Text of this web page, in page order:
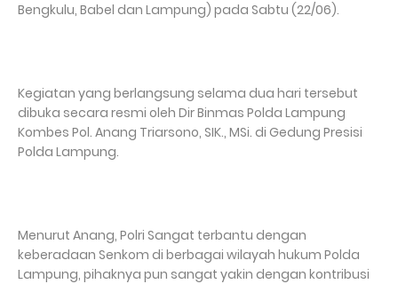
Bengkulu, Babel dan Lampung) pada Sabtu (22/06).
Kegiatan yang berlangsung selama dua hari tersebut
dibuka secara resmi oleh Dir Binmas Polda Lampung
Kombes Pol. Anang Triarsono, SIK., MSi. di Gedung Presisi
Polda Lampung.
Menurut Anang, Polri Sangat terbantu dengan
keberadaan Senkom di berbagai wilayah hukum Polda
Lampung, pihaknya pun sangat yakin dengan kontribusi